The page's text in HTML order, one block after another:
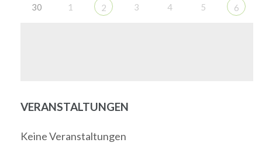
30 1 2 3 4 5 6
VERANSTALTUNGEN
Keine Veranstaltungen